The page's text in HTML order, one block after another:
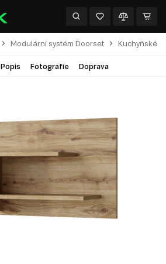
Modulární systém Doorset Kuchyňské
Popis Fotografie Doprava